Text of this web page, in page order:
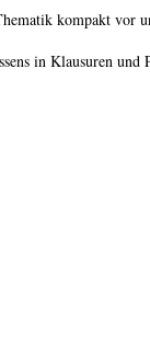
kompakt vor
in Klausuren und